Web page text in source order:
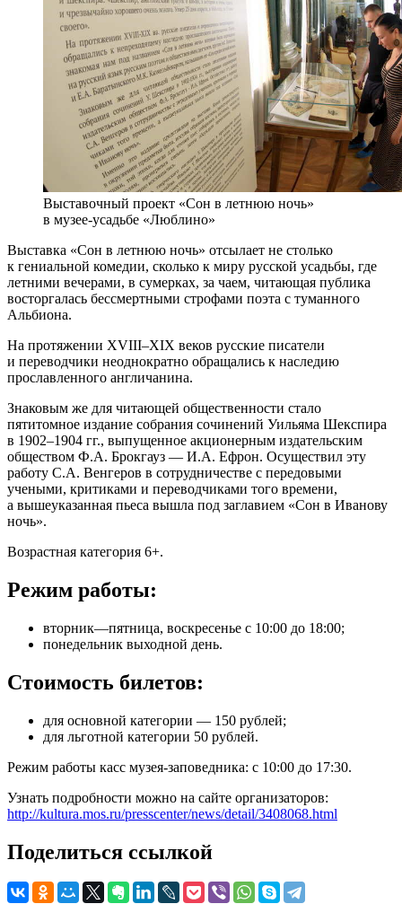
Выставочный проект «Сон в летнюю ночь»
в музее-усадьбе «Люблино»
Выставка «Сон в летнюю ночь» отсылает не столько
к гениальной комедии, сколько к миру русской усадьбы, где
летними вечерами, в сумерках, за чаем, читающая публика
восторгалась бессмертными строфами поэта с туманного
Альбиона.
На протяжении XVIII–XIX веков русские писатели
и переводчики неоднократно обращались к наследию
прославленного англичанина.
Знаковым же для читающей общественности стало
пятитомное издание собрания сочинений Уильяма Шекспира
в 1902–1904 гг., выпущенное акционерным издательским
обществом Ф.А. Брокгауз — И.А. Ефрон. Осуществил эту
работу С.А. Венгеров в сотрудничестве с передовыми
учеными, критиками и переводчиками того времени,
а вышеуказанная пьеса вышла под заглавием «Сон в Иванову
ночь».
Возрастная категория 6+.
Режим работы:
вторник—пятница, воскресенье с 10:00 до 18:00;
понедельник выходной день.
Стоимость билетов:
для основной категории — 150 рублей;
для льготной категории 50 рублей.
Режим работы касс музея-заповедника: с 10:00 до 17:30.
Узнать подробности можно на сайте организаторов:
http://kultura.mos.ru/presscenter/news/detail/3408068.html
Поделиться ссылкой